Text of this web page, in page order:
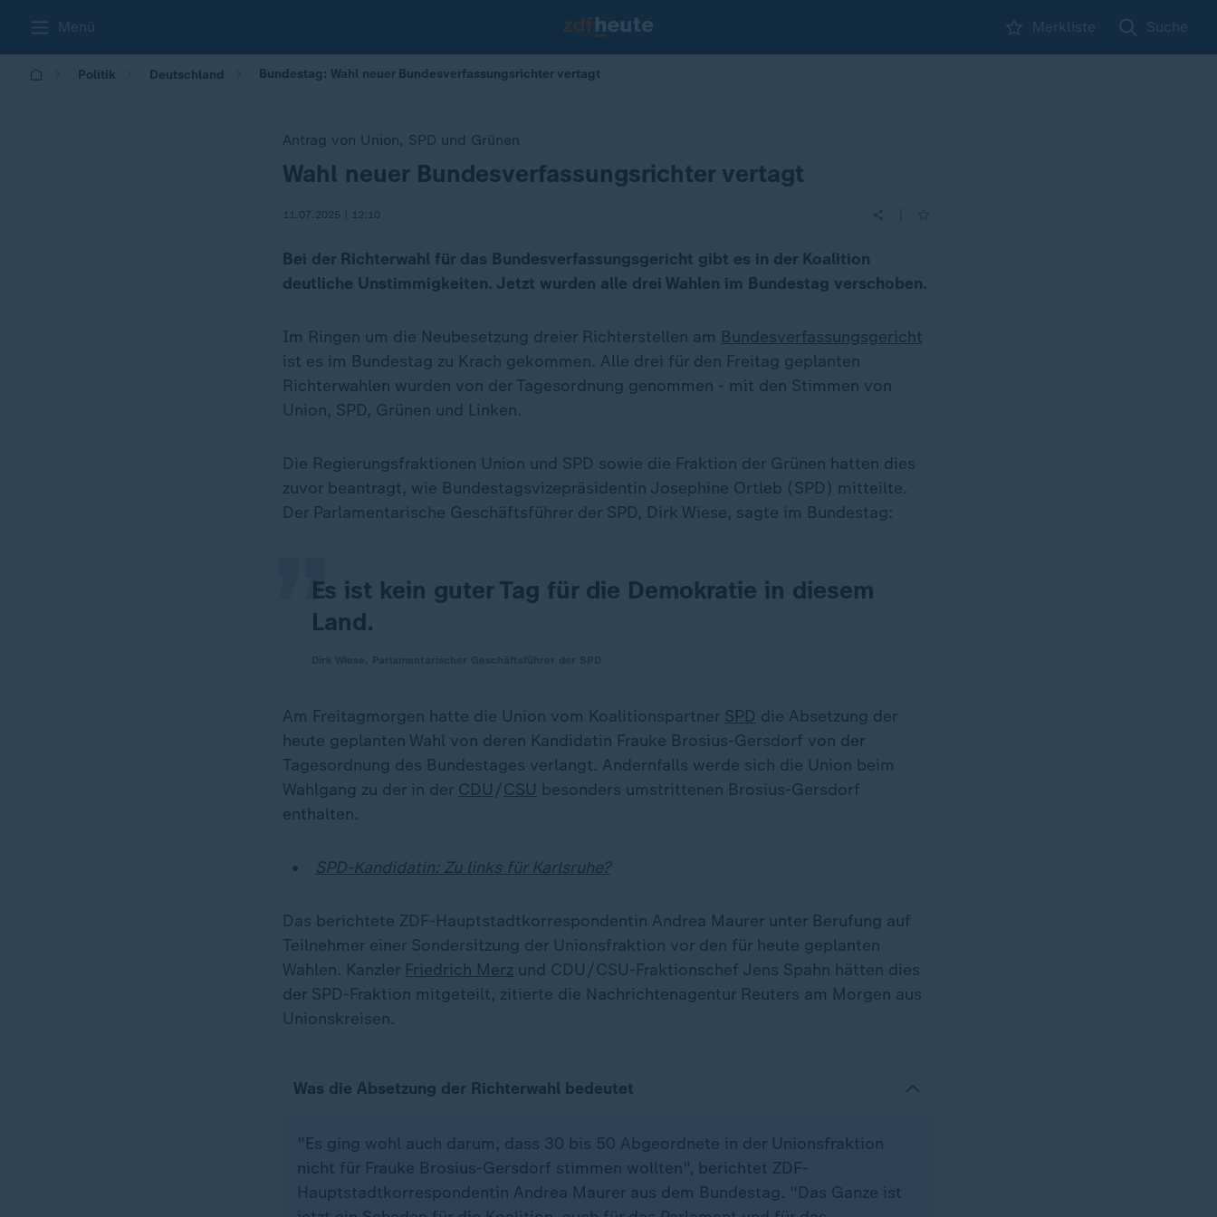
Menü Merkliste Suche
Politik Deutschland Bundestag: Wahl neuer Bundesverfassungsrichter vertagt
Antrag von Union, SPD und Grünen
:
Wahl neuer Bundesverfassungsrichter vertagt
11.07.2025 | 12:10
Bei der Richterwahl für das Bundesverfassungsgericht gibt es in der Koalition
deutliche Unstimmigkeiten. Jetzt wurden alle drei Wahlen im Bundestag verschoben.
Im Ringen um die Neubesetzung dreier Richterstellen am Bundesverfassungsgericht
ist es im Bundestag zu Krach gekommen. Alle drei für den Freitag geplanten
Richterwahlen wurden von der Tagesordnung genommen - mit den Stimmen von
Union, SPD, Grünen und Linken.
Die Regierungsfraktionen Union und SPD sowie die Fraktion der Grünen hatten dies
zuvor beantragt, wie Bundestagsvizepräsidentin Josephine Ortleb (SPD) mitteilte.
Der Parlamentarische Geschäftsführer der SPD, Dirk Wiese, sagte im Bundestag:
Es ist kein guter Tag für die Demokratie in diesem
Land.
„
Am Freitagmorgen hatte die Union vom Koalitionspartner SPD die Absetzung der
heute geplanten Wahl von deren Kandidatin Frauke Brosius-Gersdorf von der
Tagesordnung des Bundestages verlangt. Andernfalls werde sich die Union beim
Wahlgang zu der in der CDU /CSU besonders umstrittenen Brosius-Gersdorf
enthalten.
SPD-Kandidatin: Zu links für Karlsruhe?
Das berichtete ZDF-Hauptstadtkorrespondentin Andrea Maurer unter Berufung auf
Teilnehmer einer Sondersitzung der Unionsfraktion vor den für heute geplanten
Wahlen. Kanzler Friedrich Merz und CDU/CSU-Fraktionschef Jens Spahn hätten dies
der SPD-Fraktion mitgeteilt, zitierte die Nachrichtenagentur Reuters am Morgen aus
Unionskreisen.
Was die Absetzung der Richterwahl bedeutet
"Es ging wohl auch darum, dass 30 bis 50 Abgeordnete in der Unionsfraktion
nicht für Frauke Brosius-Gersdorf stimmen wollten", berichtet ZDF-
Hauptstadtkorrespondentin Andrea Maurer aus dem Bundestag. "Das Ganze ist